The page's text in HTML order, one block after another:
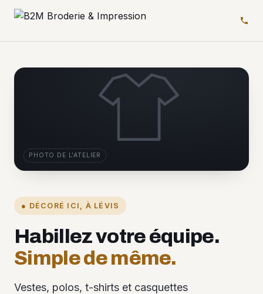
● DÉCORÉ ICI, À LÉVIS
Habillez votre équipe.
Simple de même.
Vestes, polos, t-shirts et casquettes
PHOTO DE L'ATELIER